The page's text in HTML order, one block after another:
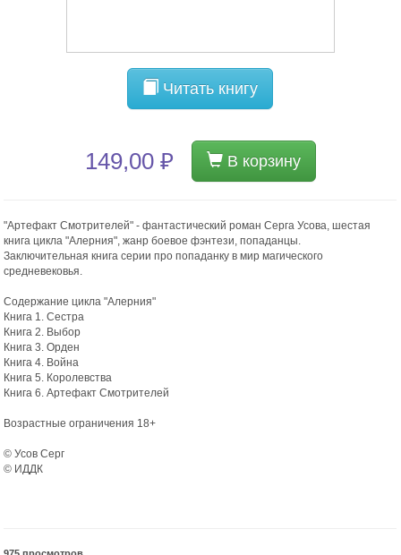
Читать книгу
149,00 ₽ В корзину
"Артефакт Смотрителей" - фантастический роман Серга Усова, шестая
книга цикла "Алерния", жанр боевое фэнтези, попаданцы.
Заключительная книга серии про попаданку в мир магического
средневековья.
Содержание цикла "Алерния"
Книга 1. Сестра
Книга 2. Выбор
Книга 3. Орден
Книга 4. Война
Книга 5. Королевства
Книга 6. Артефакт Смотрителей
Возрастные ограничения 18+
© Усов Серг
© ИДДК